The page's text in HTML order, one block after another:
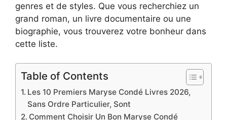
genres et de styles. Que vous recherchiez un
grand roman, un livre documentaire ou une
biographie, vous trouverez votre bonheur dans
cette liste.
Table of Contents
Les 10 Premiers Maryse Condé Livres 2026,
Sans Ordre Particulier, Sont
Comment Choisir Un Bon Maryse Condé